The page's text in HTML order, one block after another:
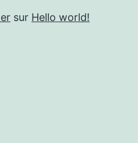
sur Hello world!